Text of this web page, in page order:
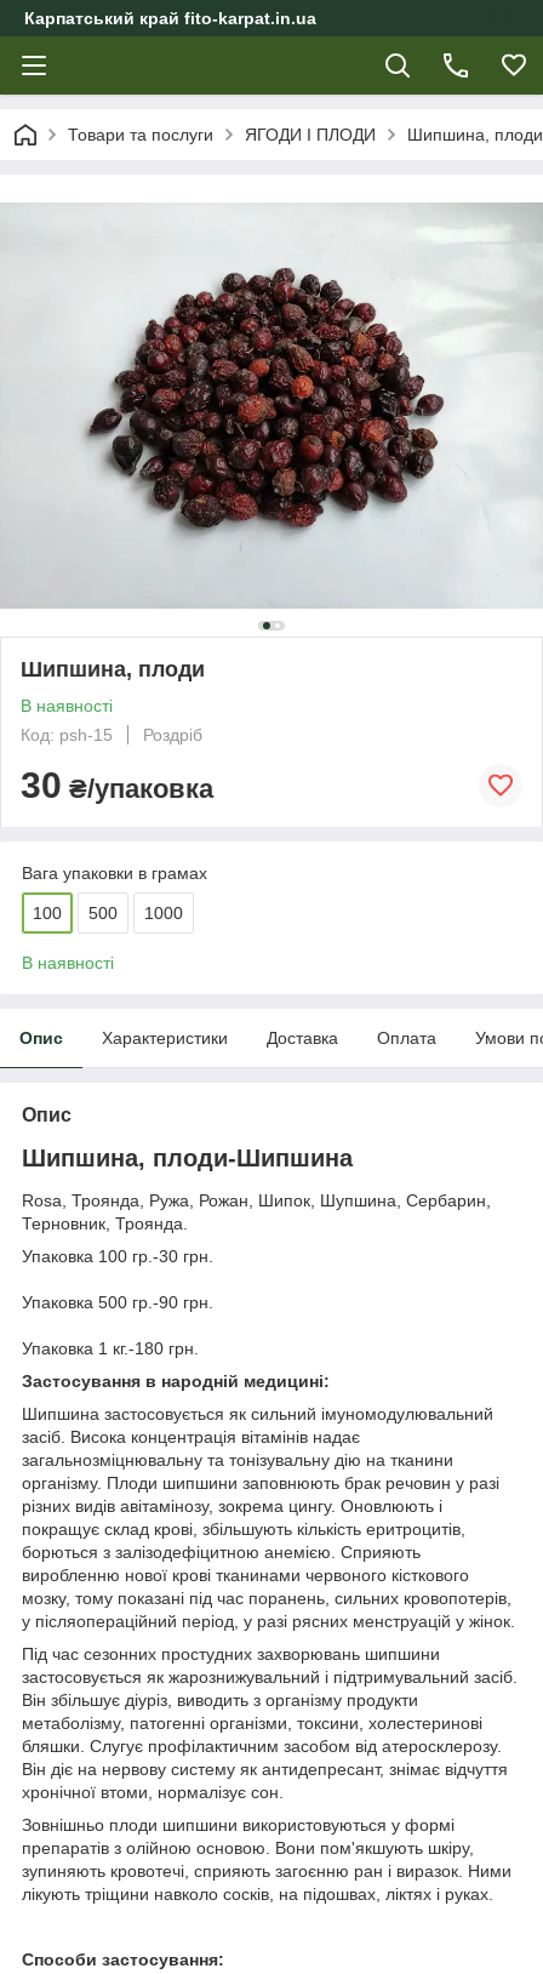
Карпатський край fito-karpat.in.ua
Товари та послуги ЯГОДИ І ПЛОДИ Шипшина, плоди
Шипшина, плоди
В наявності
Код: psh-15
Роздріб
30 ₴/упаковка
Вага упаковки в грамах
100 500 1000
В наявності
Опис Характеристики Доставка Оплата Умови
Опис
Шипшина, плоди-Шипшина
Rosa, Троянда, Ружа, Рожан, Шипок, Шупшина, Сербарин,
Терновник, Троянда.
Упаковка 100 гр.-30 грн.
Упаковка 500 гр.-90 грн.
Упаковка 1 кг.-180 грн.
Застосування в народній медицині:
Шипшина застосовується як сильний імуномодулювальний
засіб. Висока концентрація вітамінів надає
загальнозміцнювальну та тонізувальну дію на тканини
організму. Плоди шипшини заповнюють брак речовин у разі
різних видів авітамінозу, зокрема цингу. Оновлюють і
покращує склад крові, збільшують кількість еритроцитів,
борються з залізодефіцитною анемією. Сприяють
виробленню нової крові тканинами червоного кісткового
мозку, тому показані під час поранень, сильних кровопотерів,
у післяопераційний період, у разі рясних менструацій у жінок.
Під час сезонних простудних захворювань шипшини
застосовується як жарознижувальний і підтримувальний засіб.
Він збільшує діуріз, виводить з організму продукти
метаболізму, патогенні організми, токсини, холестеринові
бляшки. Слугує профілактичним засобом від атеросклерозу.
Він діє на нервову систему як антидепресант, знімає відчуття
хронічної втоми, нормалізує сон.
Зовнішньо плоди шипшини використовуються у формі
препаратів з олійною основою. Вони пом'якшують шкіру,
зупиняють кровотечі, сприяють загоєнню ран і виразок. Ними
лікують тріщини навколо сосків, на підошвах, ліктях і руках.
Способи застосування: